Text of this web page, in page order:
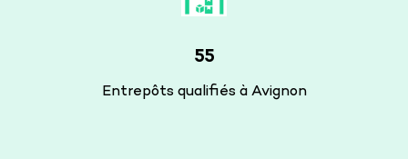
55
Entrepôts qualifiés à Avignon